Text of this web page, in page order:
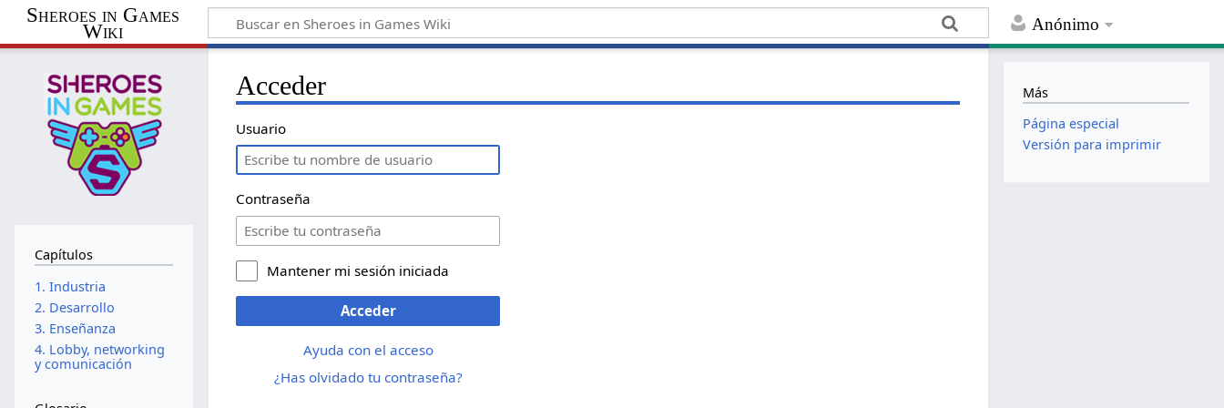
Anónimo
Sheroes in Games
Wiki
Acceder
Usuario
Contraseña
Mantener mi sesión iniciada
Acceder
Ayuda con el acceso
¿Has olvidado tu contraseña?
Capítulos
1. Industria
2. Desarrollo
3. Enseñanza
4. Lobby, networking
y comunicación
Más
Página especial
Versión para imprimir